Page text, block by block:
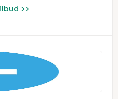
>>